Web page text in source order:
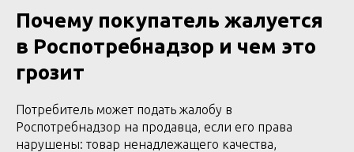
Почему покупатель жалуется
в Роспотребнадзор и чем это
грозит
Потребитель может подать жалобу в
Роспотребнадзор на продавца, если его права
нарушены: товар ненадлежащего качества,